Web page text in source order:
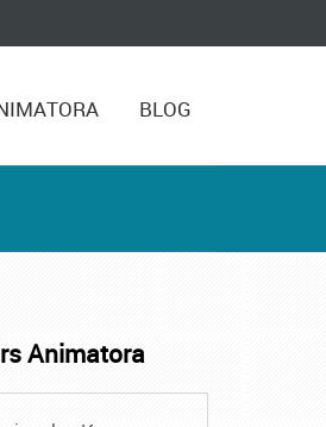
BLOG
Warszawa
Animatora